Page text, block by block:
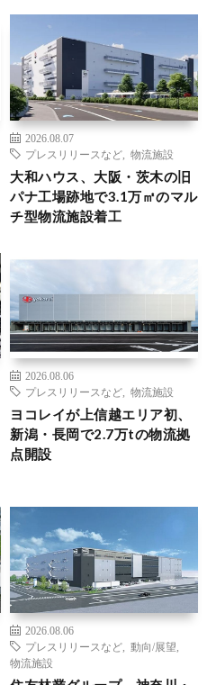
2026.08.07
プレスリリースなど
物流施設
大和ハウス、大阪・茨木の旧
パナ工場跡地で3.1万㎡のマル
チ型物流施設着工
2026.08.06
プレスリリースなど
物流施設
ヨコレイが上信越エリア初、
新潟・長岡で2.7万tの物流拠
点開設
2026.08.06
プレスリリースなど
動向/展望
物流施設